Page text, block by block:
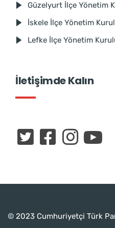
Güzelyurt İlçe Yönetim
İskele İlçe Yönetim
Lefke İlçe Yönetim
İletişimde Kalın
© 2023 Cumhuriyetçi Türk